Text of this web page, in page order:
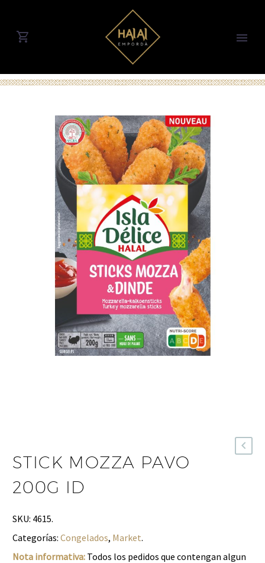
STICK MOZZA PAVO
200G ID
SKU: 4615.
Categorías: Congelados, Market.
Nota informativa: Todos los pedidos que contengan algun